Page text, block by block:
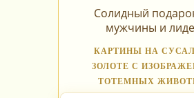
Солидный
мужчины и
КАРТИНЫ НА
ЗОЛОТЕ С
ТОТЕМНЫХ